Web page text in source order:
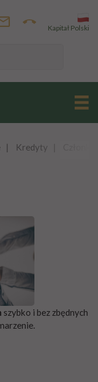
Kapitał Polski
Kredyty
szybko i bez zbędnych